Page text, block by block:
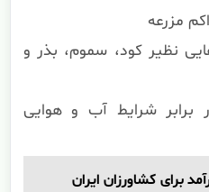
نظیر کود، سموم، بذر و
برابر شرایط آب و هوایی
برای کشاورزان ایران